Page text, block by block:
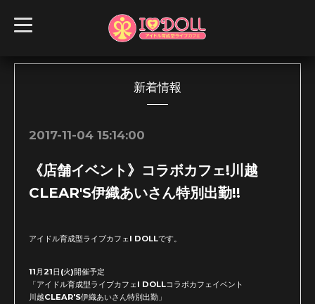
t
o
l
新着情報
2017-11-04 15:14:00
《店舗イベント》コラボカフェ!川越
CLEAR'S伊織あいさん特別出勤!!
アイドル育成型ライブカフェI DOLLです。
11月21日(火)開催予定
「アイドル育成型ライブカフェI DOLLコラボカフェイベント
川越CLEAR'S伊織あいさん特別出勤」